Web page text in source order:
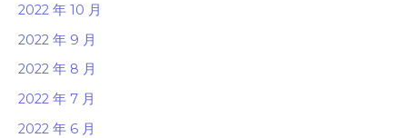
2022 年 10 月
2022 年 9 月
2022 年 8 月
2022 年 7 月
2022 年 6 月